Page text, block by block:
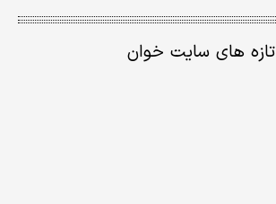
تازه های سایت خوان